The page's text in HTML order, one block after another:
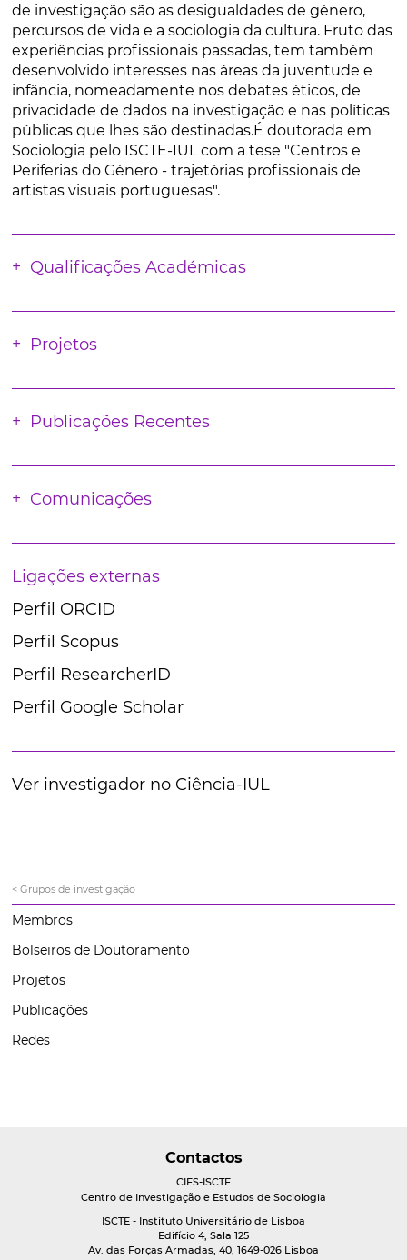
de investigação são as desigualdades de género,
percursos de vida e a sociologia da cultura. Fruto das
experiências profissionais passadas, tem também
desenvolvido interesses nas áreas da juventude e
infância, nomeadamente nos debates éticos, de
privacidade de dados na investigação e nas políticas
públicas que lhes são destinadas.É doutorada em
Sociologia pelo ISCTE-IUL com a tese "Centros e
Periferias do Género - trajetórias profissionais de
artistas visuais portuguesas".
Qualificações Académicas
Projetos
Publicações Recentes
Comunicações
Ligações externas
Perfil ORCID
Perfil Scopus
Perfil ResearcherID
Perfil Google Scholar
Ver investigador no Ciência-IUL
< Grupos de investigação
Membros
Bolseiros de Doutoramento
Projetos
Publicações
Redes
Contactos
CIES-ISCTE
Centro de Investigação e Estudos de Sociologia
ISCTE - Instituto Universitário de Lisboa
Edifício 4, Sala 125
Av. das Forças Armadas, 40, 1649-026 Lisboa